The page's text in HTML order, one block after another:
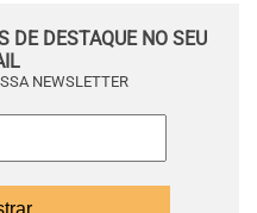
DE DESTAQUE NO SEU
NEWSLETTER